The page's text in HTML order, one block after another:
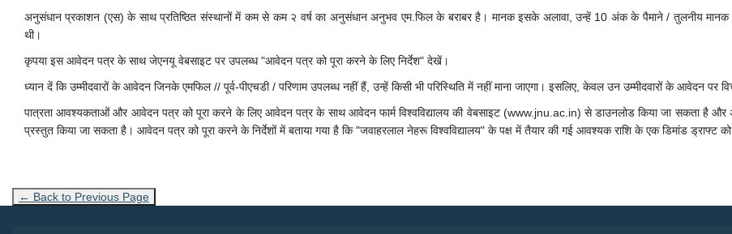
अनुसंधान प्रकाशन (एस) के साथ प्रतिष्ठित संस्थानों में कम से कम २ वर्ष का अनुसंधान अनुभव एम.फिल के बराबर है। मानक इसके अलावा, उन्हें 10 अंक के पैमाने / तुलनीय मानक
थी।
कृपया इस आवेदन पत्र के साथ जेएनयू वेबसाइट पर उपलब्ध "आवेदन पत्र को पूरा करने के लिए निर्देश" देखें।
ध्यान दें कि उम्मीदवारों के आवेदन जिनके एमफिल // पूर्व-पीएचडी / परिणाम उपलब्ध नहीं हैं, उन्हें किसी भी परिस्थिति में नहीं माना जाएगा। इसलिए, केवल उन उम्मीदवारों के आवेदन
पात्रता आवश्यकताओं और आवेदन पत्र को पूरा करने के लिए आवेदन पत्र के साथ आवेदन फार्म विश्वविद्यालय की वेबसाइट (www.jnu.ac.in) से डाउनलोड किया जा सकता है और
प्रस्तुत किया जा सकता है। आवेदन पत्र को पूरा करने के निर्देशों में बताया गया है कि "जवाहरलाल नेहरू विश्वविद्यालय" के पक्ष में तैयार की गई आवश्यक राशि के एक डिमांड ड्राफ्ट को
← Back to Previous Page